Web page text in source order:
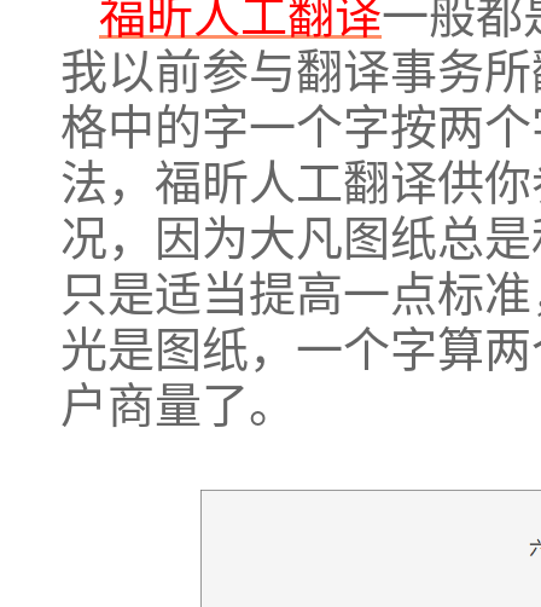
福昕人工翻译一般都
我以前参与翻译事务
格中的字一个字按两
法，福昕人工翻译供
况，因为大凡图纸总
只是适当提高一点标
光是图纸，一个字算
户商量了。